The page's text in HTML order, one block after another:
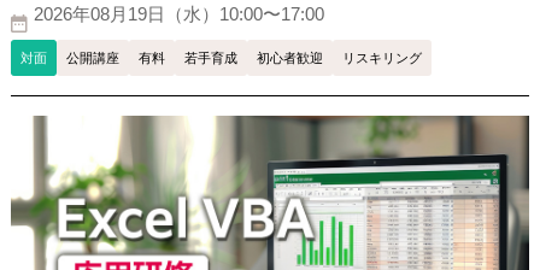
2026年08月19日（水）10:00〜17:00
対面 公開講座 有料 若手育成 初心者歓迎 リスキリング